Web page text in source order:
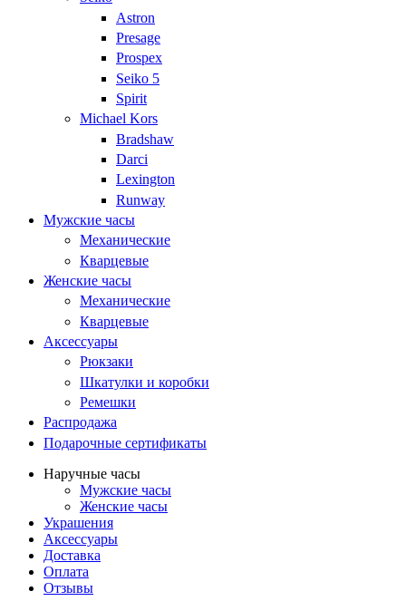
Astron
Presage
Prospex
Seiko 5
Spirit
Michael Kors
Bradshaw
Darci
Lexington
Runway
Мужские часы
Механические
Кварцевые
Женские часы
Механические
Кварцевые
Аксессуары
Рюкзаки
Шкатулки и коробки
Ремешки
Распродажа
Подарочные сертификаты
Наручные часы
Мужские часы
Женские часы
Украшения
Аксессуары
Доставка
Оплата
Отзывы